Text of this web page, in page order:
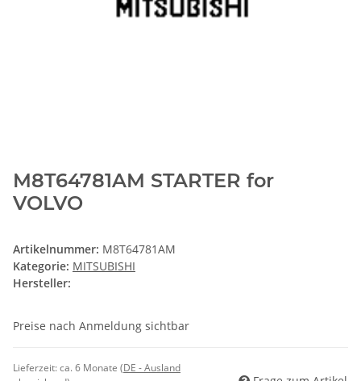
M8T64781AM STARTER for
VOLVO
Artikelnummer: M8T64781AM
Kategorie: MITSUBISHI
Hersteller:
Preise nach Anmeldung sichtbar
Lieferzeit:ca. 6 Monate (DE - Ausland